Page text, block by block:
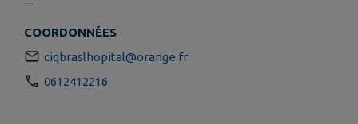
COORDONNÉES
ciqbraslhopital@orange.fr
0612412216